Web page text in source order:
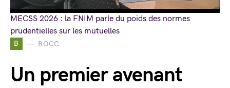
B BOCC
Un premier avenant
MECSS 2026 : la FNIM parle du poids des normes
prudentielles sur les mutuelles